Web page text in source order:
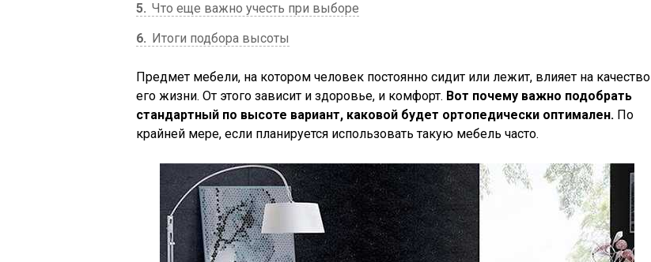
5 Что еще важно учесть при выборе
6
Итоги подбора высоты
Предмет мебели, на котором человек постоянно сидит или лежит, влияет на качество
его жизни. От этого зависит и здоровье, и комфорт. Вот почему важно подобрать
стандартный по высоте вариант, каковой будет ортопедически оптимален. По
крайней мере, если планируется использовать такую мебель часто.